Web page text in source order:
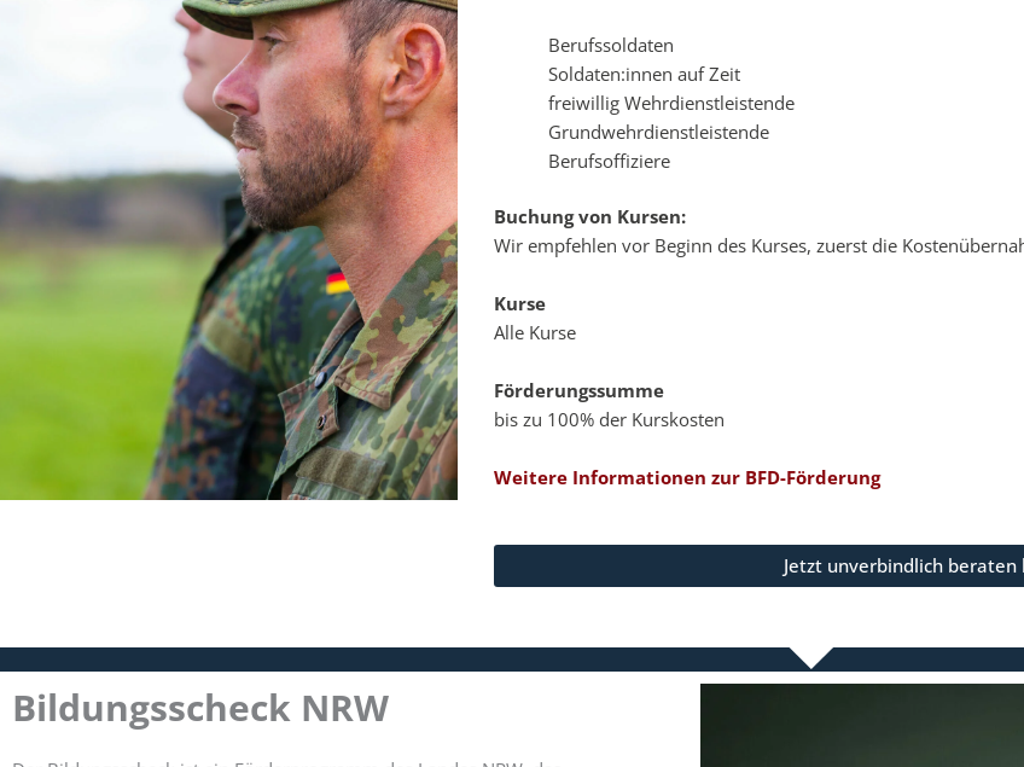
Berufssoldaten
Soldaten:innen auf Zeit
freiwillig Wehrdienstleistende
Grundwehrdienstleistende
Berufsoffiziere
Buchung von Kursen:
Wir empfehlen vor Beginn des Kurses, zuerst die
Kurse
Alle Kurse
Förderungssumme
bis zu 100% der Kurskosten
Weitere Informationen zur BFD-Förderung
Jetzt unverbindlich beraten
Bildungsscheck NRW